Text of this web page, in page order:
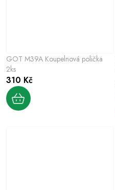
GOT M39A Koupelnová polička
2ks
310 Kč